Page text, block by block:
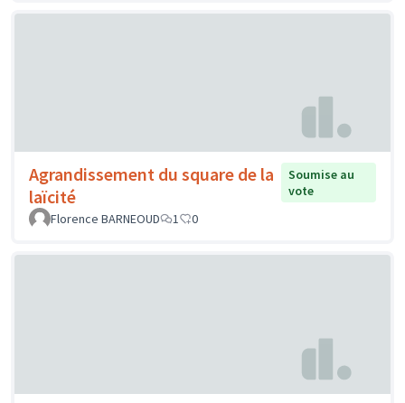
Agrandissement du square de la
laïcité
Soumise au
vote
Florence BARNEOUD
1 0